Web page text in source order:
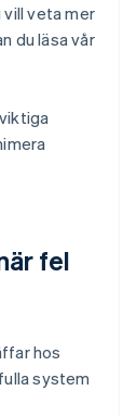
veta mer
du läsa vår
fel
hos
system